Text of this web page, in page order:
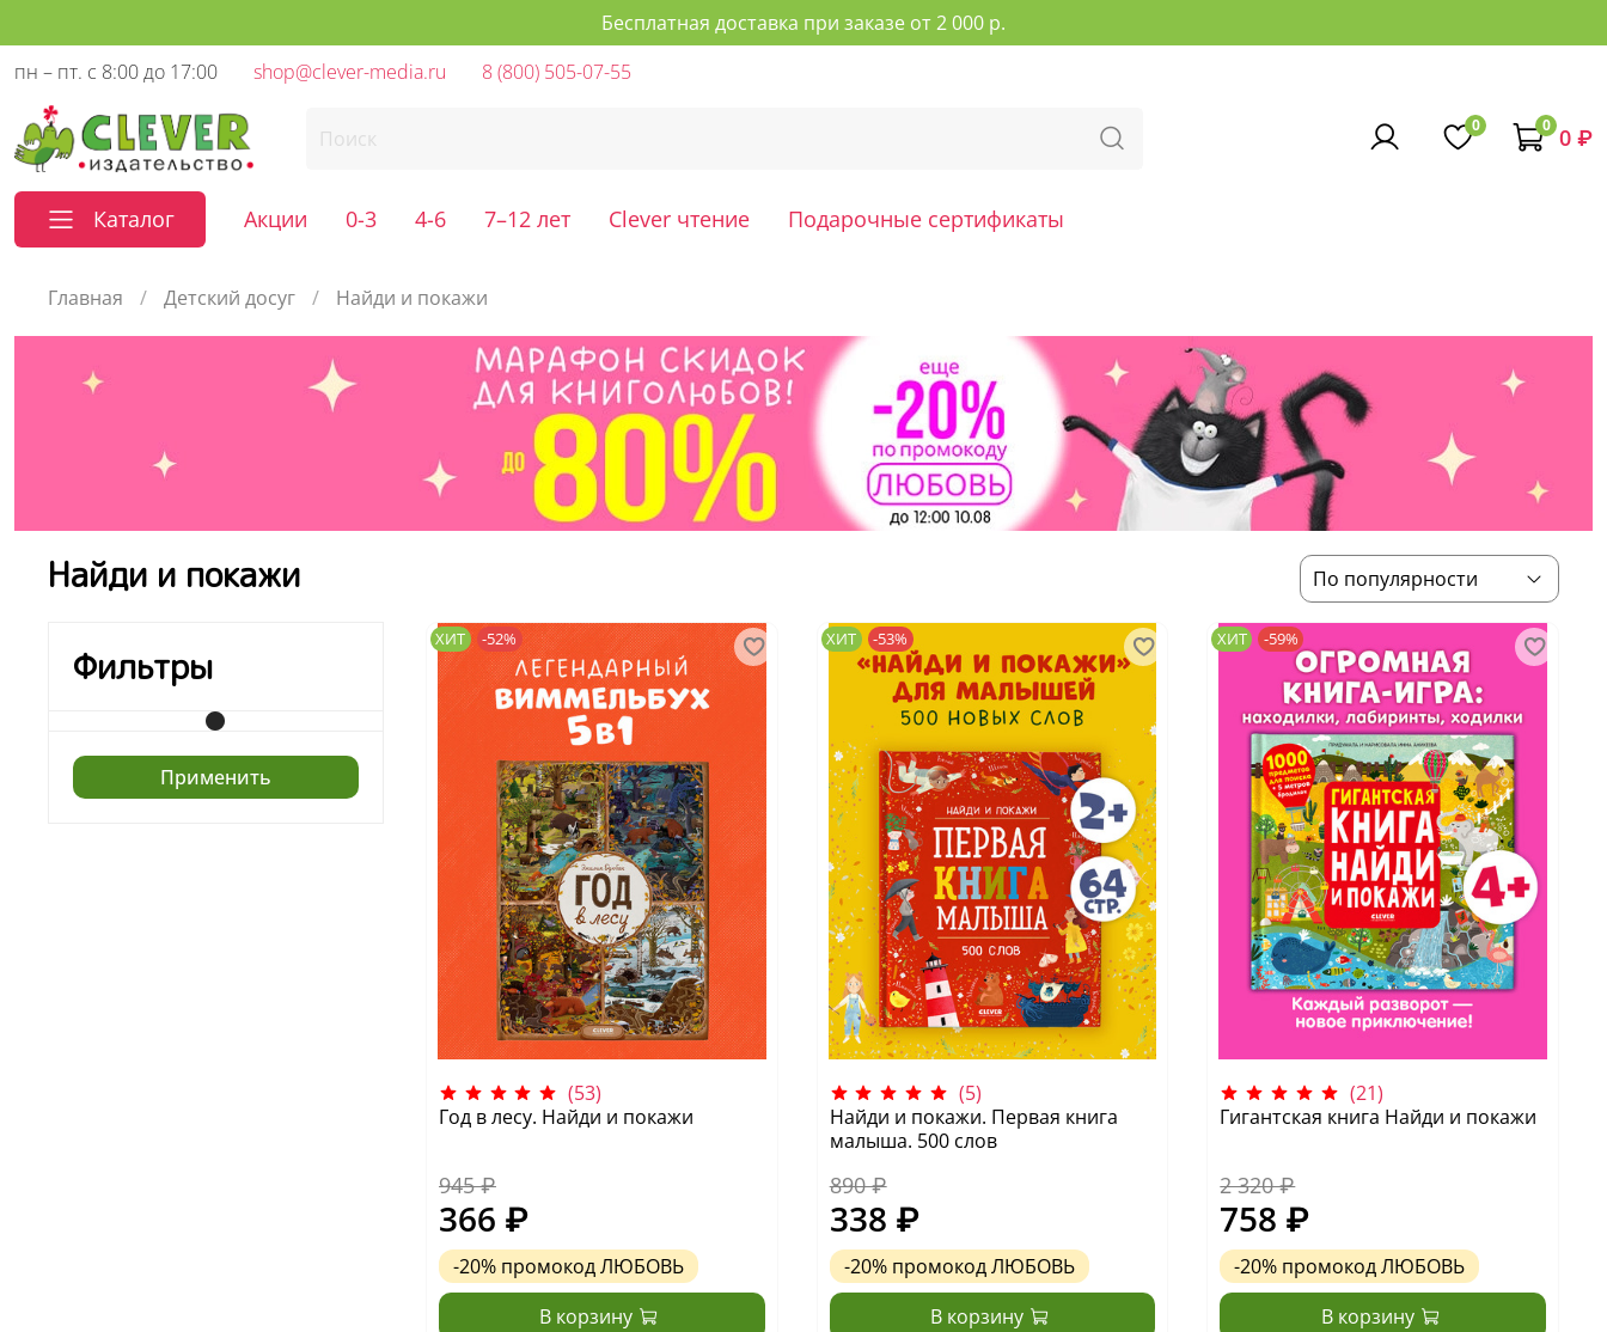
Бесплатная доставка при заказе от 2 000 р.
пн – пт. с 8:00 до 17:00
shop@clever-media.ru 8 (800) 505-07-55
0 0 0 ₽
Каталог Акции 0-3 4-6 7–12 лет Clever чтение Подарочные сертификаты
Главная Детский досуг Найди и покажи
Найди и покажи
ХИТ -52%
(53)
Год в лесу. Найди и покажи
945 ₽
366 ₽
-20% промокодЛЮБОВЬ
В корзину
ХИТ -53%
(5)
Найди и покажи. Первая книга
малыша. 500 слов
890 ₽
338 ₽
-20% промокодЛЮБОВЬ
В корзину
ХИТ -59%
(21)
Гигантская книга Найди и покажи
2 320 ₽
758 ₽
-20% промокодЛЮБОВЬ
В корзину
Фильтры
Применить